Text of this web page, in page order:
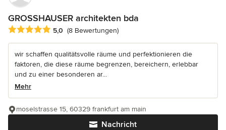
GROSSHAUSER architekten bda
Durchschnittliche Bewertung: 5 von 5 Sternen
5,0 (8 Bewertungen)
wir schaffen qualitätsvolle räume und perfektionieren die
faktoren, die diese räume begrenzen, bereichern, erlebbar
und zu einer besonderen ar...
Mehr
Nachricht
moselstrasse 15, 60329 frankfurt am main